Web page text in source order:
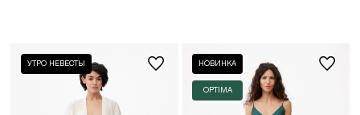
УТРО НЕВЕСТЫ НОВИНКА
OPTIMA